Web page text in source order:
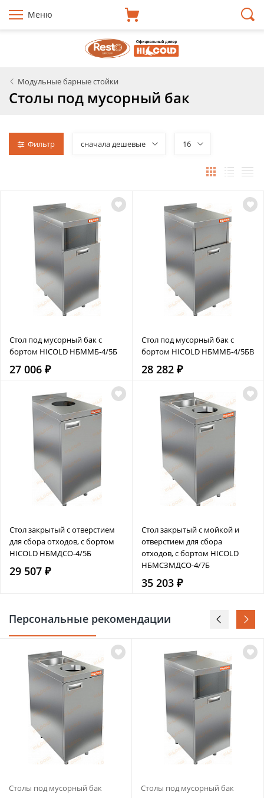
Меню
Модульные барные стойки
Столы под мусорный бак
Фильтр сначала дешевые 16
Стол под мусорный бак с
бортом HICOLD НБММБ-4/5Б
27 006 ₽
Стол под мусорный бак с
бортом HICOLD НБММБ-4/5БВ
28 282 ₽
Стол закрытый с отверстием
для сбора отходов, с бортом
HICOLD НБМДСО-4/5Б
29 507 ₽
Стол закрытый с мойкой и
отверстием для сбора
отходов, с бортом HICOLD
НБМСЗМДСО-4/7Б
35 203 ₽
Персональные рекомендации
Столы под мусорный бак
Столы под мусорный бак